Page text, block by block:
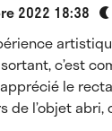
2022 18:38
c’est
le
de l’objet